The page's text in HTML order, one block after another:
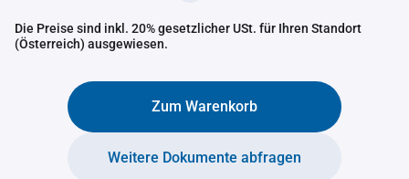
Die Preise sind inkl. 20% gesetzlicher USt. für Ihren Standort
(Österreich) ausgewiesen.
Zum Warenkorb
Weitere Dokumente abfragen